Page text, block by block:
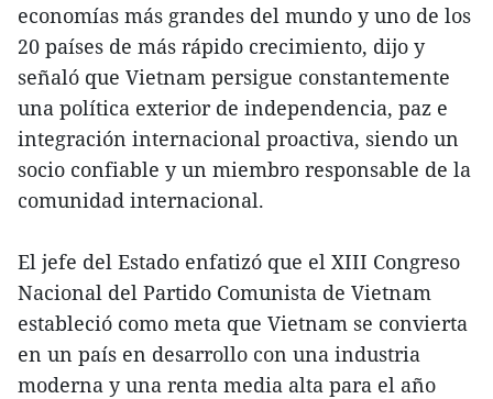
economías más grandes del mundo y uno de los
20 países de más rápido crecimiento, dijo y
señaló que Vietnam persigue constantemente
una política exterior de independencia, paz e
integración internacional proactiva, siendo un
socio confiable y un miembro responsable de la
comunidad internacional.
El jefe del Estado enfatizó que el XIII Congreso
Nacional del Partido Comunista de Vietnam
estableció como meta que Vietnam se convierta
en un país en desarrollo con una industria
moderna y una renta media alta para el año